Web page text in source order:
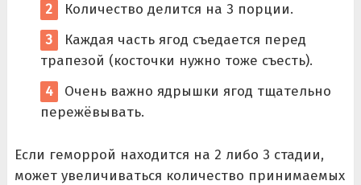
Количество делится на 3 порции.
Каждая часть ягод съедается перед
трапезой (косточки нужно тоже съесть).
Очень важно ядрышки ягод тщательно
пережёвывать.
Если геморрой находится на 2 либо 3 стадии,
может увеличиваться количество принимаемых